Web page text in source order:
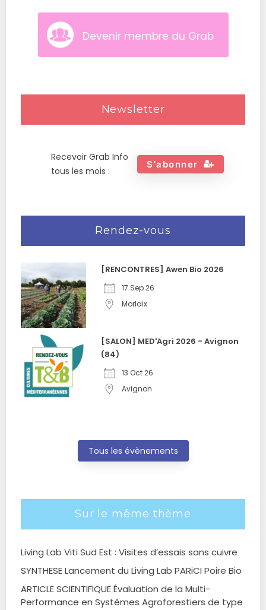
Devenir membre du Grab
Newsletter
Recevoir Grab Info
tous les mois :
S'abonner
Rendez-vous
[RENCONTRES] Awen Bio 2026
17 Sep 26
Morlaix
[SALON] MED'Agri 2026 - Avignon
(84)
13 Oct 26
Avignon
Tous les évènements
Sur le même thème
Living Lab Viti Sud Est : Visites d’essais sans cuivre
SYNTHESE Lancement du Living Lab PARiCI Poire Bio
ARTICLE SCIENTIFIQUE Évaluation de la Multi-
Performance en Systèmes Agroforestiers de type